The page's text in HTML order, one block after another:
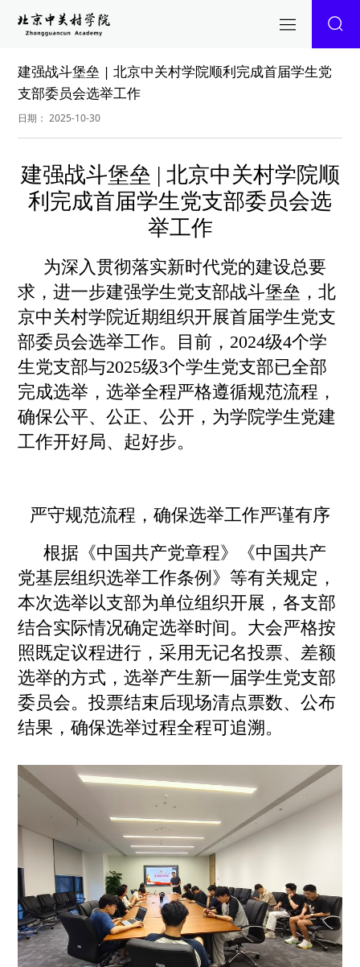
建强战斗堡垒 | 北京中关村学院顺利完成首届学生党
支部委员会选举工作
日期： 2025-10-30
建强战斗堡垒 | 北京中关村学院顺
利完成首届学生党支部委员会选
举工作
为深入贯彻落实新时代党的建设总要
求，进一步建强学生党支部战斗堡垒，北
京中关村学院近期组织开展首届学生党支
部委员会选举工作。目前，2024级4个学
生党支部与2025级3个学生党支部已全部
完成选举，选举全程严格遵循规范流程，
确保公平、公正、公开，为学院学生党建
工作开好局、起好步。
严守规范流程，确保选举工作严谨有序
根据《中国共产党章程》《中国共产
党基层组织选举工作条例》等有关规定，
本次选举以支部为单位组织开展，各支部
结合实际情况确定选举时间。 大会严格按
照既定议程进行，采用无记名投票、差额
选举的方式，选举产生新一届学生党支部
委员会。投票结束后现场清点票数、公布
结果，确保选举过程全程可追溯。